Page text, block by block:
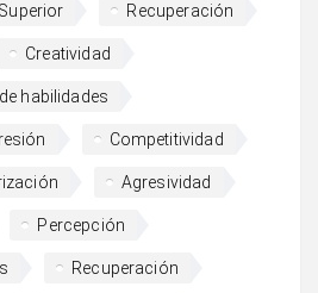
Recuperación
Creatividad
habilidades
Competitividad
Agresividad
Percepción
Recuperación